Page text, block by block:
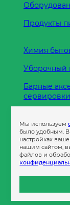
Продукты
Химия
Уборочный
Барные
сервировки
Пленка
Пакеты и
Бумага
Мы используем
было удобным.
настройках
нашим сайтом,
файлов и